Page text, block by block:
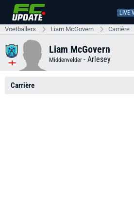
LIVE
Voetballers Liam McGovern Carrière
Liam McGovern
Middenvelder - Arlesey
Carrière